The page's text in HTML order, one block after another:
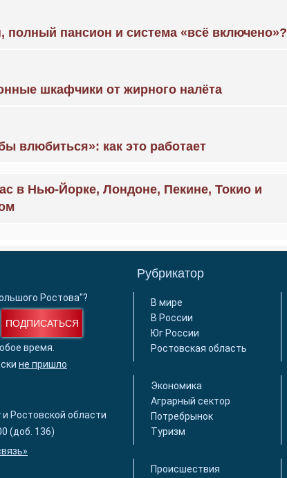
полный пансион и система «всё включено»?
шкафчики от жирного налёта
влюбиться»: как это работает
в Нью-Йорке, Лондоне, Пекине, Токио и
Ростова"?
ПОДПИСАТЬСЯ
время.
не пришло
Ростовской области
(доб. 136)
Рубрикатор
В мире
В России
Юг России
Ростовская область
Экономика
Аграрный сектор
Потребрынок
Туризм
Происшествия